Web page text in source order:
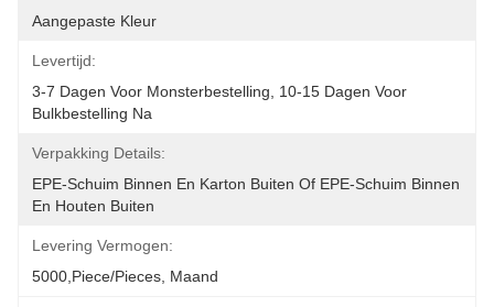
Aangepaste Kleur
Levertijd:
3-7 Dagen Voor Monsterbestelling, 10-15 Dagen Voor
Bulkbestelling Na
Verpakking Details:
EPE-Schuim Binnen En Karton Buiten Of EPE-Schuim Binnen
En Houten Buiten
Levering Vermogen:
5000,Piece/Pieces, Maand